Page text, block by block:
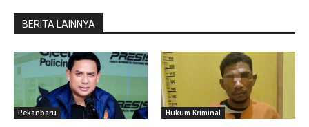
BERITA LAINNYA
Pekanbaru Hukum Kriminal